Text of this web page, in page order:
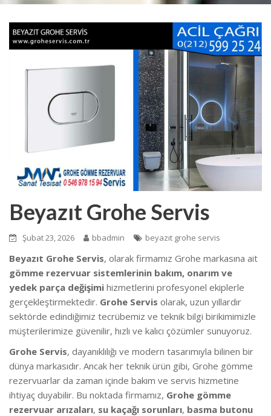
Beyazıt Grohe Servis
Şubat 23, 2026 bbadmin beyazıt grohe servis
Beyazıt Grohe Servis, olarak firmamız Grohe markasına ait
gömme rezervuar sistemlerinin bakım, onarım ve
yedek parça değişimi hizmetlerini profesyonel ekiplerle
gerçekleştirmektedir. Grohe Servis olarak, uzun yıllardır
sektörde edindiğimiz tecrübemiz ve teknik bilgi birikimimizle
müşterilerimize güvenilir, hızlı ve kalıcı çözümler sunuyoruz.
Grohe Servis, dayanıklılığı ve modern tasarımıyla bilinen bir
dünya markasıdır. Ancak her teknik ürün gibi, Grohe gömme
rezervuarlar da zaman içinde bakım ve servis hizmetine
ihtiyaç duyabilir. Bu noktada firmamız, Grohe gömme
rezervuar arızaları, su kaçağı sorunları, basma butonu